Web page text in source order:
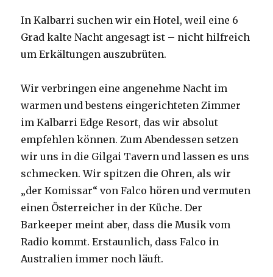
In Kalbarri suchen wir ein Hotel, weil eine 6
Grad kalte Nacht angesagt ist – nicht hilfreich
um Erkältungen auszubrüten.
Wir verbringen eine angenehme Nacht im
warmen und bestens eingerichteten Zimmer
im Kalbarri Edge Resort, das wir absolut
empfehlen können. Zum Abendessen setzen
wir uns in die Gilgai Tavern und lassen es uns
schmecken. Wir spitzen die Ohren, als wir
„der Komissar“ von Falco hören und vermuten
einen Österreicher in der Küche. Der
Barkeeper meint aber, dass die Musik vom
Radio kommt. Erstaunlich, dass Falco in
Australien immer noch läuft.